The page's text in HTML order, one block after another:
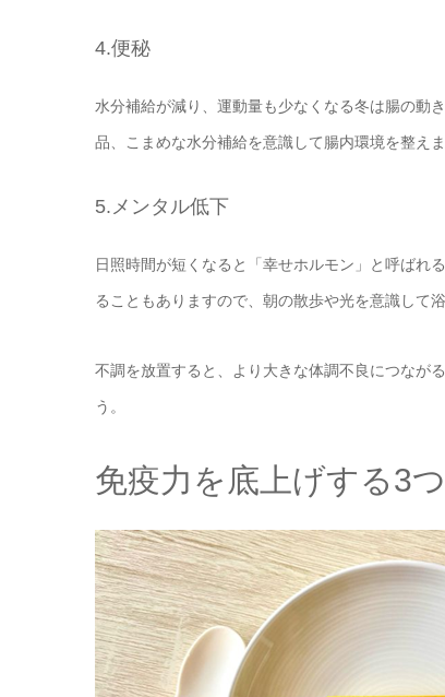
4.便秘
水分補給が減り、運動量も少なくなる冬は腸の動
品、こまめな水分補給を意識して腸内環境を整えま
5.メンタル低下
日照時間が短くなると「幸せホルモン」と呼ばれ
ることもありますので、朝の散歩や光を意識して
不調を放置すると、より大きな体調不良につなが
う。
免疫力を底上げする3